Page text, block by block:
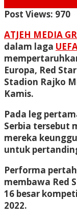
Post Views: 970
ATJEH MEDIA
dalam laga
Europa, Red
Stadion Rajko
Kamis.
Pada leg
Serbia tersebut
mereka
untuk
Performa
membawa Red
16 besar
2022.